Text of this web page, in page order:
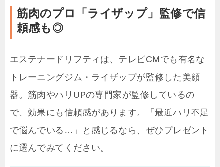
筋肉のプロ「ライザップ」監修で信
頼感も◎
エステナードリフティは、テレビCMでも有名な
トレーニングジム・ライザップが監修した美顔
器。筋肉やハリUPの専門家が監修しているの
で、効果にも信頼感があります。「最近ハリ不足
で悩んでいる…」と感じるなら、ぜひプレゼント
に選んでみてください。